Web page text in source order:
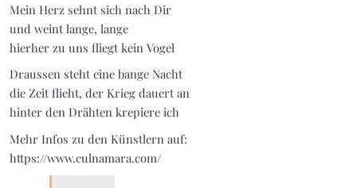
Mein Herz sehnt sich nach Dir
und weint lange, lange
hierher zu uns fliegt kein Vogel
Draussen steht eine bange Nacht
die Zeit flieht, der Krieg dauert an
hinter den Drähten krepiere ich
Mehr Infos zu den Künstlern auf:
https://www.culnamara.com/